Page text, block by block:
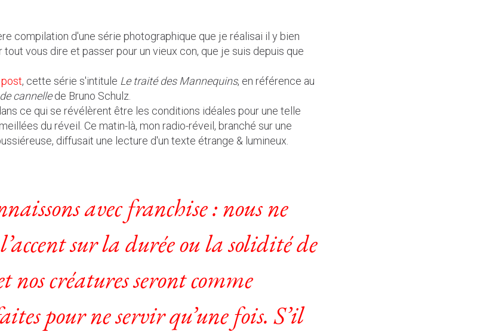
compilation d'une série photographique que je réalisai il y bien
vous dire et passer pour un vieux con, que je suis depuis que
, cette série s'intitule Le traité des Mannequins, en référence au
cannellede Bruno Schulz.
ce qui se révélèrent être les conditions idéales pour une telle
du réveil. Ce matin-là, mon radio-réveil, branché sur une
diffusait une lecture d'un texte étrange & lumineux.
avec franchise : nous ne
sur la durée ou la solidité de
nos créatures seront comme
pour ne servir qu’une fois. S’il